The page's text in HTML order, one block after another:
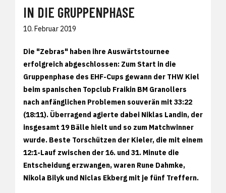
IN DIE GRUPPENPHASE
10. Februar 2019
Die "Zebras" haben ihre Auswärtstournee
erfolgreich abgeschlossen: Zum Start in die
Gruppenphase des EHF-Cups gewann der THW Kiel
beim spanischen Topclub Fraikin BM Granollers
nach anfänglichen Problemen souverän mit 33:22
(18:11). Überragend agierte dabei Niklas Landin, der
insgesamt 19 Bälle hielt und so zum Matchwinner
wurde. Beste Torschützen der Kieler, die mit einem
12:1-Lauf zwischen der 16. und 31. Minute die
Entscheidung erzwangen, waren Rune Dahmke,
Nikola Bilyk und Niclas Ekberg mit je fünf Treffern.